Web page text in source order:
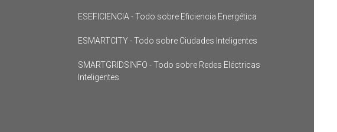
ESEFICIENCIA - Todo sobre Eficiencia Energética
ESMARTCITY - Todo sobre Ciudades Inteligentes
SMARTGRIDSINFO - Todo sobre Redes Eléctricas
Inteligentes